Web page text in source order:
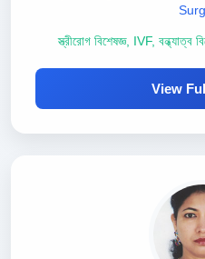
স্ত্রীরোগ বিশেষজ্ঞ, IVF, বন্ধ্যাত্ব
View